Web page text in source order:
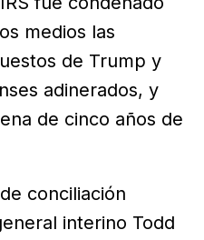
medios las
de Trump y
adinerados, y
de cinco años de
conciliación
interino Todd